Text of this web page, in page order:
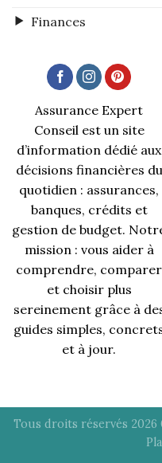
Finances
Assurance Expert
Conseil est un site
d’information dédié aux
décisions financières du
quotidien : assurances,
banques, crédits et
gestion de budget.
mission : vous aider à
comprendre, comparer
et choisir plus
sereinement grâce à
guides simples,
et à jour.
Tous droits réservés 2026